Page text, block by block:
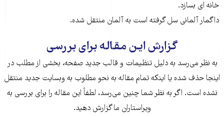
خانه اى بسازد.
داگمار آلمانى سل گرفته است به آلمان منتقل شده.
گزارش این مقاله برای بررسی
به نظر می‌رسد به دلیل تنظیمات و قالب جدید صفحه، بخشی از مطلب در
اینجا حذف شده‌ یا اینکه تمام مقاله به نحو مطلوب به وبسایت جدید منتقل
نشده است. اگر به نظر شما چنین می‌رسد، لطفاً این مقاله را برای بررسی به
ویراستاران ما گزارش دهید.